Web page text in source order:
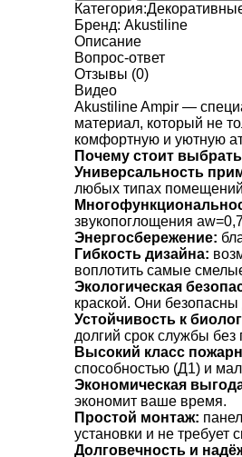
Категория:
Бренд: Akustiline
Описание
Вопрос-ответ
Отзывы (0)
Видео
Akustiline Ampir —
материал, который не
комфортную и уютную
Почему стоит
Универсальность
любых типах
звукопоглощения
Энергосбережение:
Гибкость дизайна:
воплотить самые
Экологическая
краской. Они
Устойчивость к
долгий срок службы без
Высокий класс
способностью (Д1) и
Экономическая
экономит ваше время.
Простой монтаж:
установки и не требует
Долговечность и